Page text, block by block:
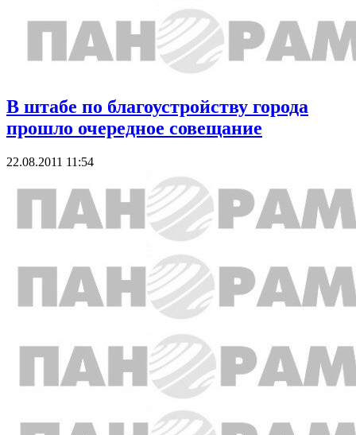
В штабе по благоустройству города
прошло очередное совещание
22.08.2011 11:54